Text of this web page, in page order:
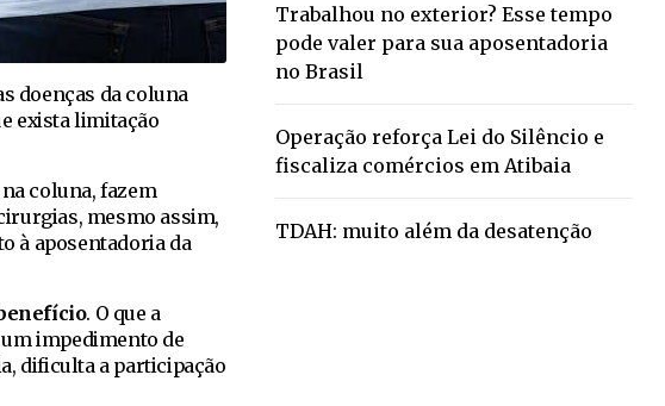
doenças da coluna
exista limitação
coluna, fazem
mesmo assim,
à aposentadoria da
. O que a
impedimento de
dificulta a participação
Trabalhou no exterior? Esse tempo
pode valer para sua aposentadoria
no Brasil
Operação reforça Lei do Silêncio e
fiscaliza comércios em Atibaia
TDAH: muito além da desatenção